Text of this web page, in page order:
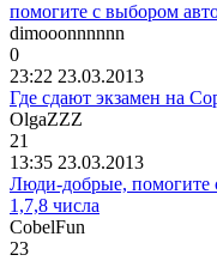
помогите с выбором
dimooonnnnnn
0
23:22 23.03.2013
Где сдают экзамен на
OlgaZZZ
21
13:35 23.03.2013
Люди-добрые, помогите
1,7,8 числа
CobelFun
23